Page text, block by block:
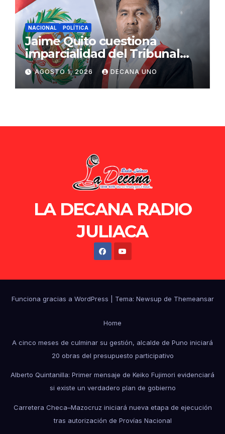
NACIONAL POLÍTICA
Jaime Quito cuestiona
imparcialidad del Tribunal
Constitucional tras liberación
de Ollanta Humala
AGOSTO 1, 2026 DECANA UNO
LA DECANA RADIO
JULIACA
Funciona gracias a WordPress Tema: Newsup de Themeansar
Home
A cinco meses de culminar su gestión, alcalde de Puno iniciará
20 obras del presupuesto participativo
Alberto Quintanilla: Primer mensaje de Keiko Fujimori evidenciará
si existe un verdadero plan de gobierno
Carretera Checa–Mazocruz iniciará nueva etapa de ejecución
tras autorización de Provías Nacional